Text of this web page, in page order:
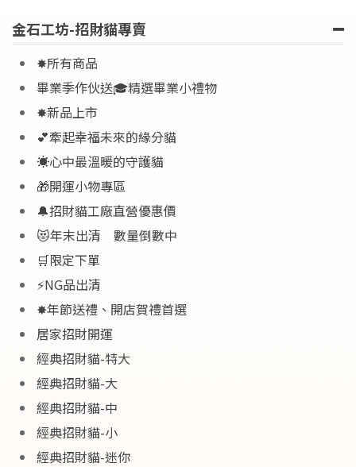
金石工坊-招財貓專賣
✸所有商品
畢業季作伙送🎓精選畢業小禮物
✸新品上市
💕牽起幸福未來的緣分貓
☀️心中最溫暖的守護貓
🎁開運小物專區
🔔招財貓工廠直營優惠價
😻年末出清 數量倒數中
🛒限定下單
⚡NG品出清
✸年節送禮、開店賀禮首選
居家招財開運
經典招財貓-特大
經典招財貓-大
經典招財貓-中
經典招財貓-小
經典招財貓-迷你